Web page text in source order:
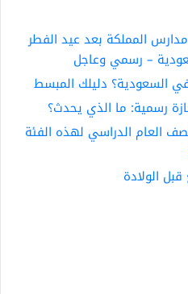
المملكة بعد عيد الفطر
– رسمي وعاجل
السعودية؟ دليلك المبسط
رسمية: ما الذي يحدث؟
العام الدراسي لهذه الفئة
الولادة